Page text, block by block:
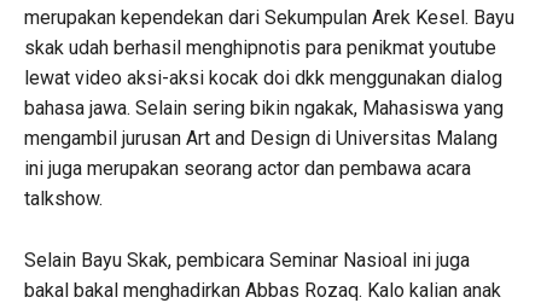
merupakan kependekan dari Sekumpulan Arek Kesel. Bayu
skak udah berhasil menghipnotis para penikmat youtube
lewat video aksi-aksi kocak doi dkk menggunakan dialog
bahasa jawa. Selain sering bikin ngakak, Mahasiswa yang
mengambil jurusan Art and Design di Universitas Malang
ini juga merupakan seorang actor dan pembawa acara
talkshow.
Selain Bayu Skak, pembicara Seminar Nasioal ini juga
bakal bakal menghadirkan Abbas Rozaq. Kalo kalian anak